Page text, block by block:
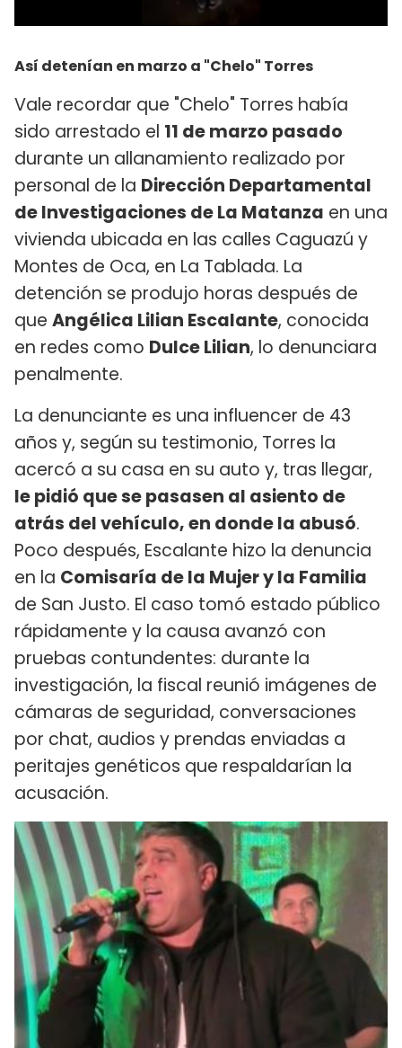
Así detenían en marzo a "Chelo" Torres
Vale recordar que "Chelo" Torres había
sido arrestado el 11 de marzo pasado
durante un allanamiento realizado por
personal de la Dirección Departamental
de Investigaciones de La Matanza en una
vivienda ubicada en las calles Caguazú y
Montes de Oca, en La Tablada. La
detención se produjo horas después de
que Angélica Lilian Escalante, conocida
en redes como Dulce Lilian, lo denunciara
penalmente.
La denunciante es una influencer de 43
años y, según su testimonio, Torres la
acercó a su casa en su auto y, tras llegar,
le pidió que se pasasen al asiento de
atrás del vehículo, en donde la abusó.
Poco después, Escalante hizo la denuncia
en la Comisaría de la Mujer y la Familia
de San Justo. El caso tomó estado público
rápidamente y la causa avanzó con
pruebas contundentes: durante la
investigación, la fiscal reunió imágenes de
cámaras de seguridad, conversaciones
por chat, audios y prendas enviadas a
peritajes genéticos que respaldarían la
acusación.